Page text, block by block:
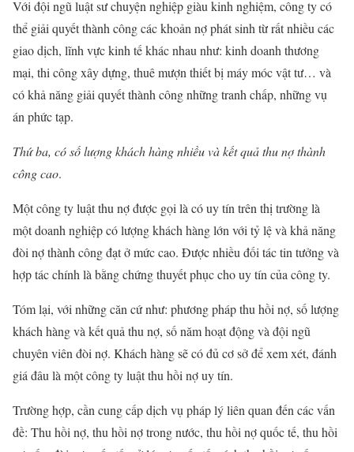
Với đội ngũ luật sư chuyện nghiệp giàu kinh nghiệm, công ty có
thể giải quyết thành công các khoản nợ phát sinh từ rất nhiều các
giao dịch, lĩnh vực kinh tế khác nhau như: kinh doanh thương
mại, thi công xây dựng, thuê mượn thiết bị máy móc vật tư… và
có khả năng giải quyết thành công những tranh chấp, những vụ
án phức tạp.
Thứ ba, có số lượng khách hàng nhiều và kết quả thu nợ thành
công cao.
Một công ty luật thu nợ được gọi là có uy tín trên thị trường là
một doanh nghiệp có lượng khách hàng lớn với tỷ lệ và khả năng
đòi nợ thành công đạt ở mức cao. Được nhiều đối tác tin tưởng và
hợp tác chính là bằng chứng thuyết phục cho uy tín của công ty.
Tóm lại, với những căn cứ như: phương pháp thu hồi nợ, số lượng
khách hàng và kết quả thu nợ, số năm hoạt động và đội ngũ
chuyên viên đòi nợ. Khách hàng sẽ có đủ cơ sở để xem xét, đánh
giá đâu là một công ty luật thu hồi nợ uy tín.
Trường hợp, cần cung cấp dịch vụ pháp lý liên quan đến các vấn
đề: Thu hồi nợ, thu hồi nợ trong nước, thu hồi nợ quốc tế, thu hồi